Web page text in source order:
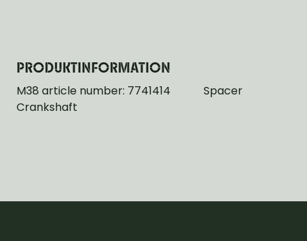
PRODUKTINFORMATION
M38 article number: 7741414 Spacer
Crankshaft